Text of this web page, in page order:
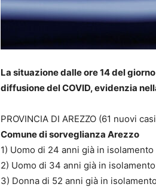
La situazione dalle ore 14 del
diffusione del COVID, evidenzia
PROVINCIA DI AREZZO (61 nuovi
Comune di sorveglianza Arezzo
1) Uomo di 24 anni già in
2) Uomo di 34 anni già in
3) Donna di 52 anni già in